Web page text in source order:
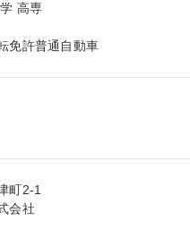
高専
免許普通自動車
町2-1
会社